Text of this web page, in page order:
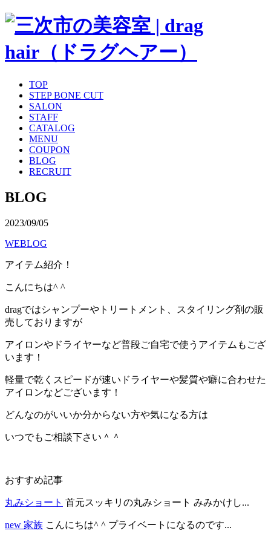
TOP
STEP BONE CUT
SALON
STAFF
CATALOG
MENU
COUPON
BLOG
RECRUIT
BLOG
2023/09/05
WEBLOG
アイテム紹介！
こんにちは^ ^
dragではシャンプーやトリートメント、スタイリング剤の販
売しておりますが
アイロンやドライヤーなど普段ご自宅で使うアイテムもござ
います！
軽量で乾くスピードが速いドライヤーや髪質や癖に合わせた
アイロンなどございます！
どんなのがいいか分からない方や気になる方は
いつでもご相談下さい＾＾
おすすめ記事
丸みショート 首元スッキリの丸みショート みみかけし...
new 家族 こんにちは^ ^ プライベートになるのです...